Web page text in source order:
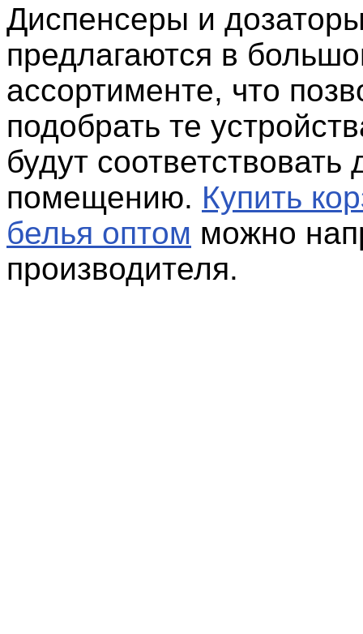
Диспенсеры и
предлагаются в
ассортименте, что
подобрать те
будут соответствовать
помещению. Купить
белья оптом можно
производителя.